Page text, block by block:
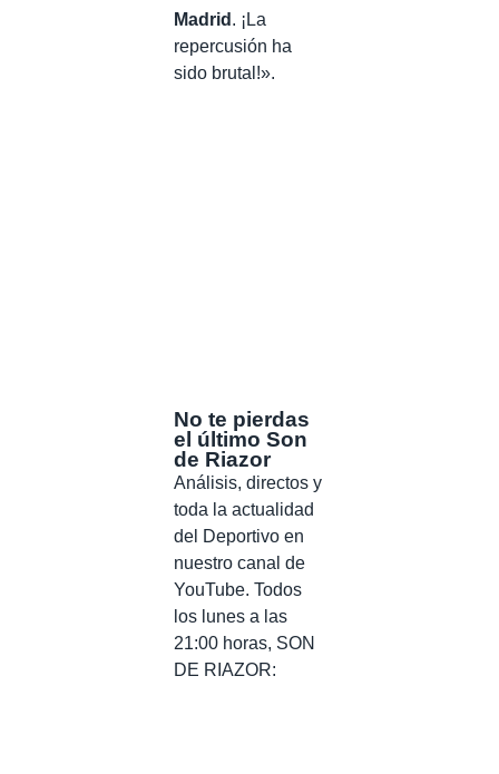
Madrid . ¡La
repercusión ha
sido brutal!».
No te pierdas
el último Son
de Riazor
Análisis, directos y
toda la actualidad
del Deportivo en
nuestro canal de
YouTube. Todos
los lunes a las
21:00 horas, SON
DE RIAZOR: